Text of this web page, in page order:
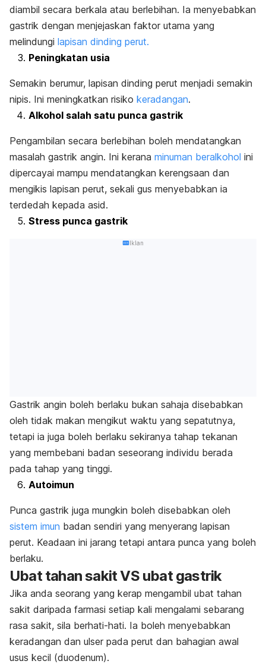
diambil secara berkala atau berlebihan. Ia menyebabkan
gastrik dengan menjejaskan faktor utama yang
melindungi lapisan dinding perut.
Peningkatan usia
Semakin berumur, lapisan dinding perut menjadi semakin
nipis. Ini meningkatkan risiko keradangan.
Alkohol salah satu punca gastrik
Pengambilan secara berlebihan boleh mendatangkan
masalah gastrik angin. Ini kerana minuman beralkohol ini
dipercayai mampu mendatangkan kerengsaan dan
mengikis lapisan perut, sekali gus menyebabkan ia
terdedah kepada asid.
Stress punca gastrik
Iklan
Gastrik angin boleh berlaku bukan sahaja disebabkan
oleh tidak makan mengikut waktu yang sepatutnya,
tetapi ia juga boleh berlaku sekiranya tahap tekanan
yang membebani badan seseorang individu berada
pada tahap yang tinggi.
Autoimun
Punca gastrik juga mungkin boleh disebabkan oleh
sistem imun badan sendiri yang menyerang lapisan
perut. Keadaan ini jarang tetapi antara punca yang boleh
berlaku.
Ubat tahan sakit VS ubat gastrik
Jika anda seorang yang kerap mengambil ubat tahan
sakit daripada farmasi setiap kali mengalami sebarang
rasa sakit, sila berhati-hati. Ia boleh menyebabkan
keradangan dan ulser pada perut dan bahagian awal
usus kecil (duodenum).